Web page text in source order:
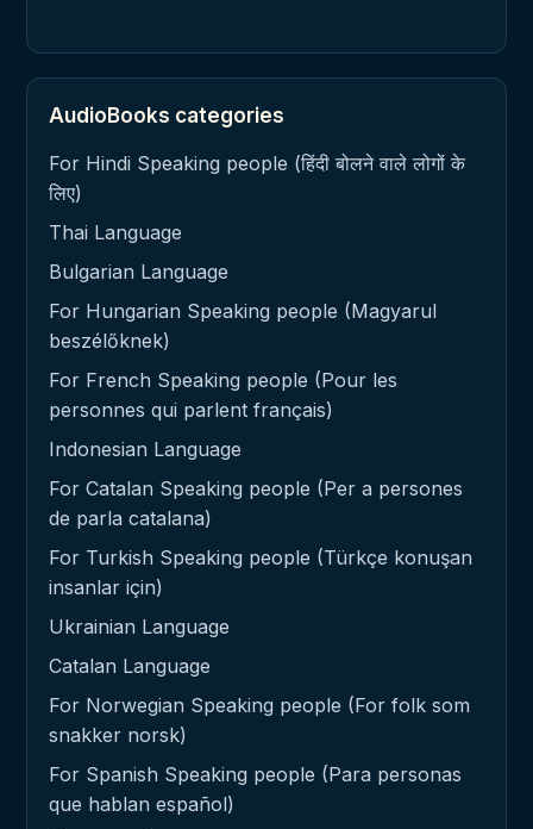
AudioBooks categories
For Hindi Speaking people (हिंदी बोलने वाले लोगों के
लिए)
Thai Language
Bulgarian Language
For Hungarian Speaking people (Magyarul
beszélőknek)
For French Speaking people (Pour les
personnes qui parlent français)
Indonesian Language
For Catalan Speaking people (Per a persones
de parla catalana)
For Turkish Speaking people (Türkçe konuşan
insanlar için)
Ukrainian Language
Catalan Language
For Norwegian Speaking people (For folk som
snakker norsk)
For Spanish Speaking people (Para personas
que hablan español)